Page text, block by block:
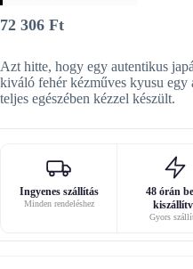
72 306 Ft
Azt hitte, hogy egy autentikus
kiváló fehér kézműves kyusu egy
teljes egészében kézzel készült.
Ingyenes szállítás
Minden rendeléshez
48 órán
Gyors